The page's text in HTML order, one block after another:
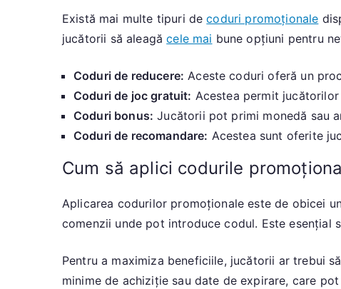
Există mai multe tipuri decoduri promoționale
jucătorii să aleagăcele mai bune opțiuni pentru
Coduri de reducere: Aceste coduri oferă un
Coduri de joc gratuit: Acestea permit
Coduri bonus: Jucătorii pot primi monedă sau
Coduri de recomandare: Acestea sunt oferite
Cum să aplici codurile
Aplicarea codurilor promoționale este de obicei
comenzii unde pot introduce codul. Este esențial
Pentru a maximiza beneficiile, jucătorii ar trebui
minime de achiziție sau date de expirare, care